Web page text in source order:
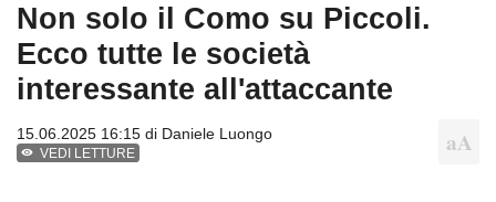
Non solo il Como su Piccoli.
Ecco tutte le società
interessante all'attaccante
15.06.2025 16:15 di Daniele Luongo
VEDI LETTURE